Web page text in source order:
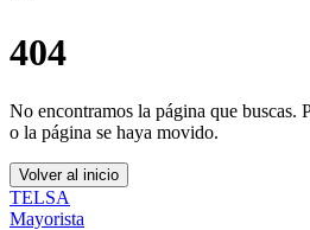
404
No encontramos la página que buscas.
o la página se haya movido.
Volver al inicio
TELSA
Mayorista